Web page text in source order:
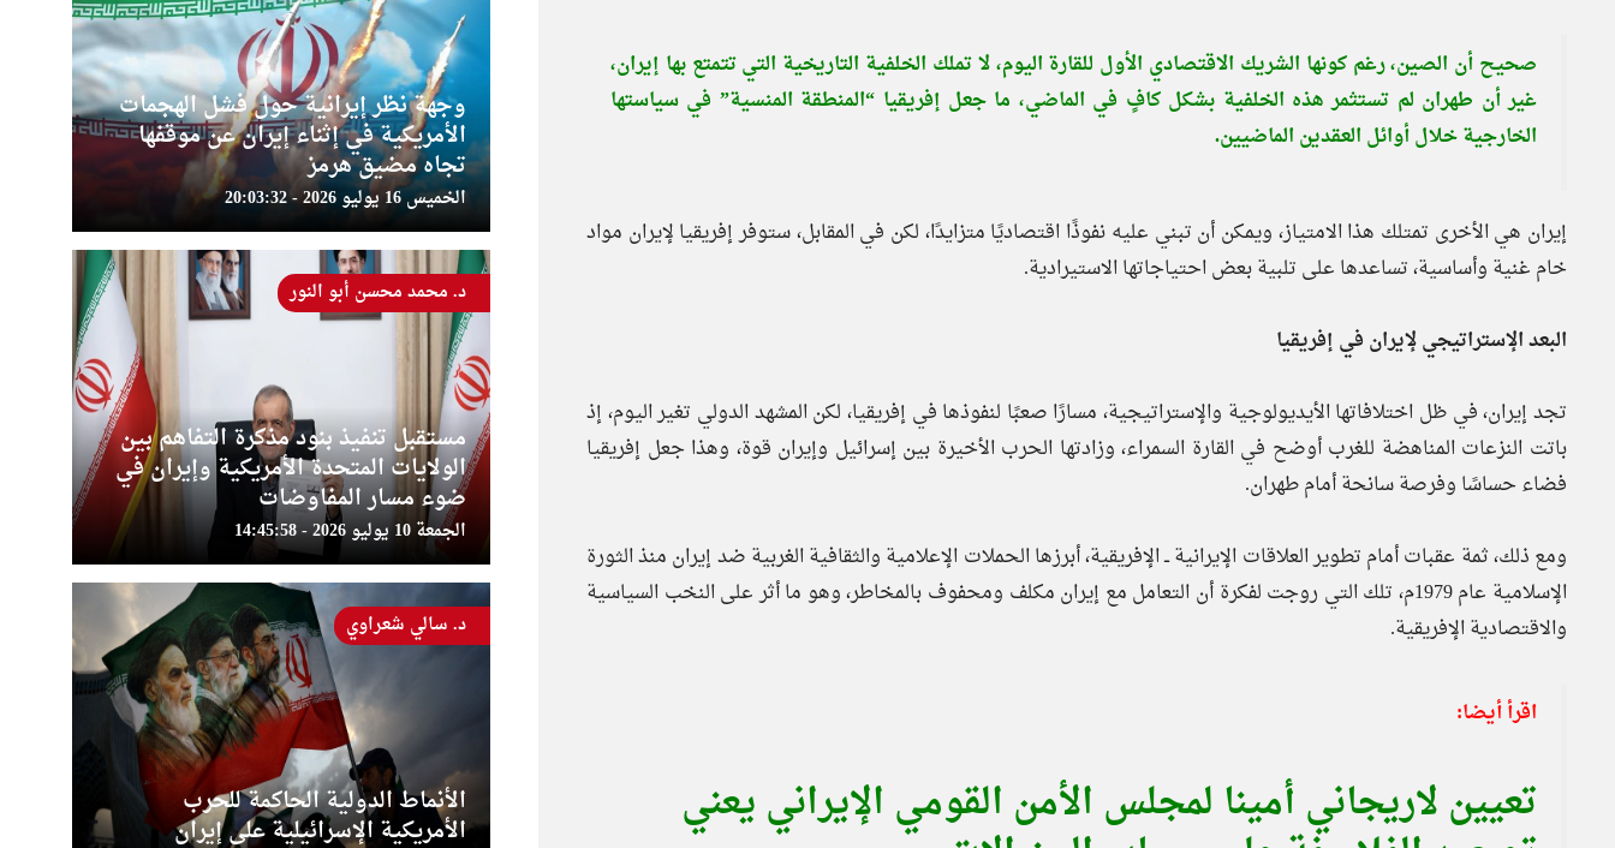
صحيح أن الصين، رغم كونها الشريك الاقتصادي الأول للقارة اليوم، لا تملك الخلفية التاريخية التي تتمتع بها إيران،
غير أن طهران لم تستثمر هذه الخلفية بشكل كافٍ في الماضي، ما جعل إفريقيا “المنطقة المنسية” في سياستها
الخارجية خلال أوائل العقدين الماضيين.
إيران هي الأخرى تمتلك هذا الامتياز، ويمكن أن تبني عليه نفوذًا اقتصاديًا متزايدًا، لكن في المقابل، ستوفر إفريقيا لإيران مواد
خام غنية وأساسية، تساعدها على تلبية بعض احتياجاتها الاستيرادية.
البعد الإستراتيجي لإيران في إفريقيا
تجد إيران، في ظل اختلافاتها الأيديولوجية والإستراتيجية، مسارًا صعبًا لنفوذها في إفريقيا، لكن المشهد الدولي تغير اليوم، إذ
باتت النزعات المناهضة للغرب أوضح في القارة السمراء، وزادتها الحرب الأخيرة بين إسرائيل وإيران قوة، وهذا جعل إفريقيا
فضاء حساسًا وفرصة سانحة أمام طهران.
ومع ذلك، ثمة عقبات أمام تطوير العلاقات الإيرانية ــ الإفريقية، أبرزها الحملات الإعلامية والثقافية الغربية ضد إيران منذ الثورة
الإسلامية عام 1979م، تلك التي روجت لفكرة أن التعامل مع إيران مكلف ومحفوف بالمخاطر، وهو ما أثر على النخب السياسية
والاقتصادية الإفريقية.
اقرأ أيضا:
تعيين لاريجاني أمينا لمجلس الأمن القومي الإيراني يعني
وجهة نظر إيرانية حول فشل الهجمات
الأمريكية في إثناء إيران عن موقفها
تجاه مضيق هرمز
الخميس 16 يوليو 2026 - 20:03:32
مستقبل تنفيذ بنود مذكرة التفاهم بين
الولايات المتحدة الأمريكية وإيران في
ضوء مسار المفاوضات
الجمعة 10 يوليو 2026 - 14:45:58
د. محمد محسن أبو النور
الأنماط الدولية الحاكمة للحرب
الأمريكية الإسرائيلية على إيران
د. سالي شعراوي